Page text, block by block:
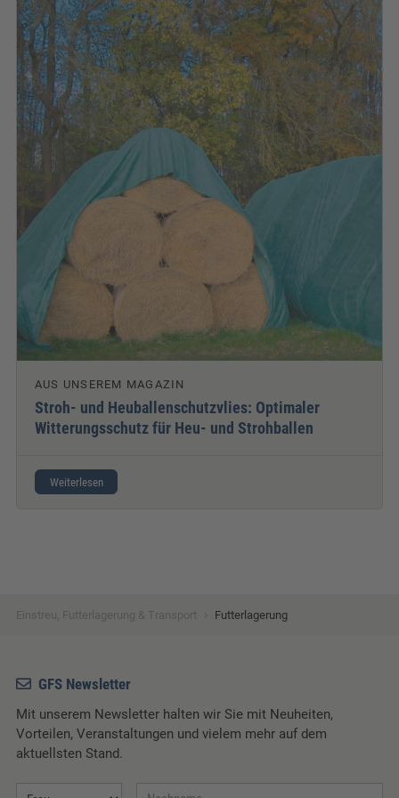
AUS UNSEREM MAGAZIN
Stroh- und Heuballenschutzvlies: Optimaler
Witterungsschutz für Heu- und Strohballen
Weiterlesen
Einstreu, Futterlagerung & Transport Futterlagerung
GFS Newsletter
Mit unserem Newsletter halten wir Sie mit Neuheiten,
Vorteilen, Veranstaltungen und vielem mehr auf dem
aktuellsten Stand.